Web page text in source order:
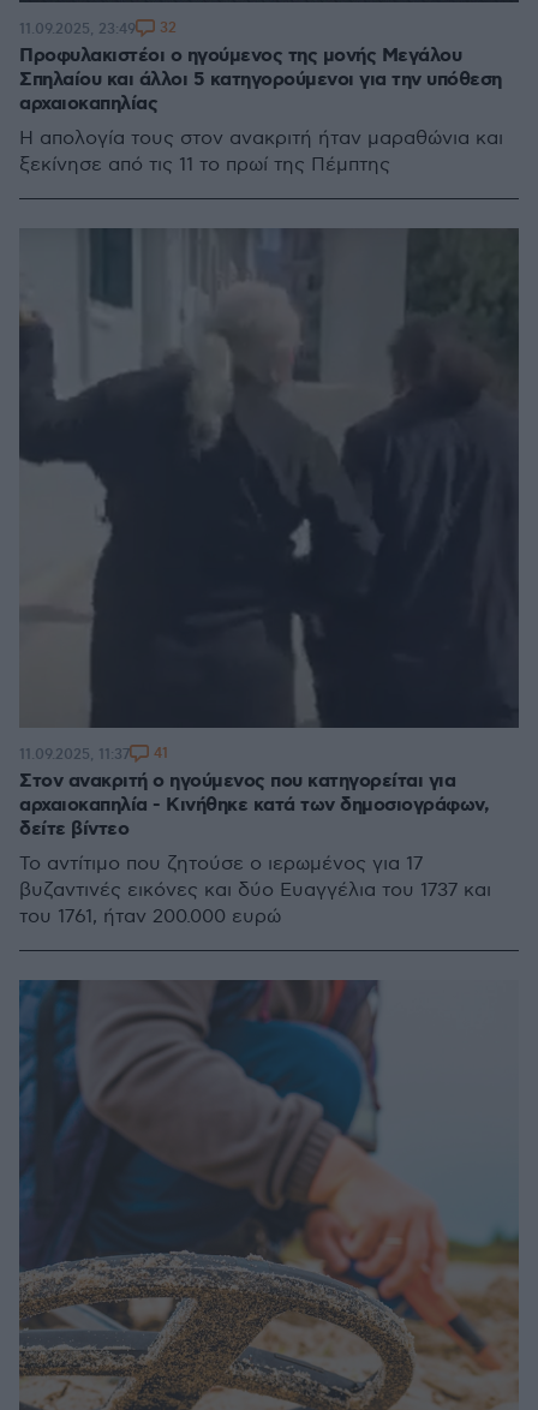
Προφυλακιστέοι ο ηγούμενος της μονής Μεγάλου
Σπηλαίου και άλλοι 5 κατηγορούμενοι για την υπόθεση
αρχαιοκαπηλίας
Η απολογία τους στον ανακριτή ήταν μαραθώνια και
ξεκίνησε από τις 11 το πρωί της Πέμπτης
11.09.2025, 23:49 32
Στον ανακριτή ο ηγούμενος που κατηγορείται για
αρχαιοκαπηλία - Κινήθηκε κατά των δημοσιογράφων,
δείτε βίντεο
Το αντίτιμο που ζητούσε ο ιερωμένος για 17
βυζαντινές εικόνες και δύο Ευαγγέλια του 1737 και
του 1761, ήταν 200.000 ευρώ
11.09.2025, 11:37 41